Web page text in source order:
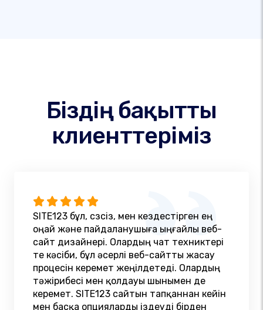
Біздің бақытты
клиенттеріміз
SITE123 бұл, сөзсіз, мен кездестірген ең
оңай және пайдаланушыға ыңғайлы веб-
сайт дизайнері. Олардың чат техниктері
өте кәсіби, бұл әсерлі веб-сайтты жасау
процесін керемет жеңілдетеді. Олардың
тәжірибесі мен қолдауы шынымен де
керемет. SITE123 сайтын тапқаннан кейін
мен басқа опцияларды іздеуді бірден